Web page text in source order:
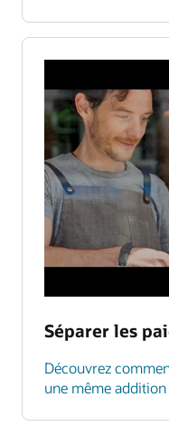
Séparer les
Découvrez
une même